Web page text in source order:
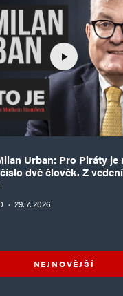
Urban: Pro Piráty
dvě člověk. Z
· 29. 7. 2026
NEJNOVĚJŠÍ